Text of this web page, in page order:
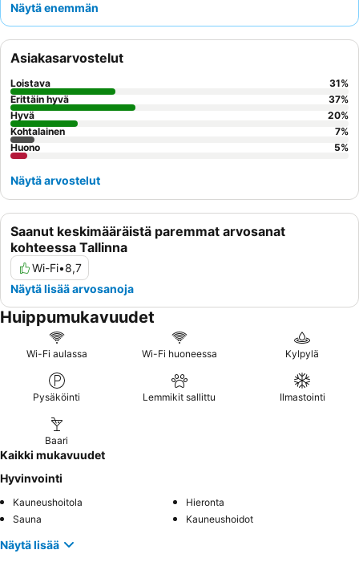
laadukkaita vaihtoehtoja päivän aloittamiseen. Asiakkaat
heidän tehokkaasta palvelustaan. Hiljaisempaa kokemusta
kaipaaville asiakkaille suositellaan puutarhaan päin olevia
huoneita.
Näytä enemmän
Saanut keskimääräistä paremmat arvosanat
kohteessa Tallinna
Wi-Fi•8,7
Näytä lisää arvosanoja
Asiakasarvostelut
Loistava 31%
Erittäin hyvä
37%
Hyvä
20%
Kohtalainen
7%
Huono
5%
Näytä arvostelut
Huippumukavuudet
Wi-Fi aulassa Wi-Fi huoneessa Kylpylä
Pysäköinti Lemmikit sallittu Ilmastointi
Baari
Kaikki mukavuudet
Hyvinvointi
Kauneushoitola
Hieronta
Sauna
Kauneushoidot
Näytä lisää